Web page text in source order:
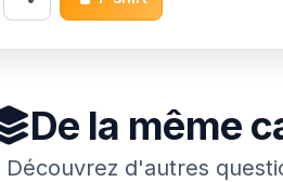
De la même
Découvrez d'autres